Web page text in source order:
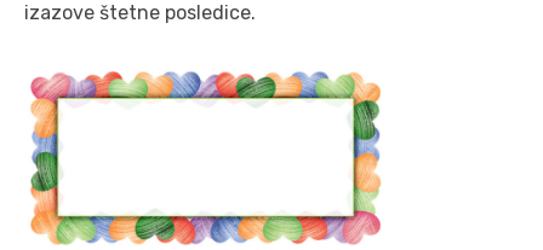
izazove štetne posledice.